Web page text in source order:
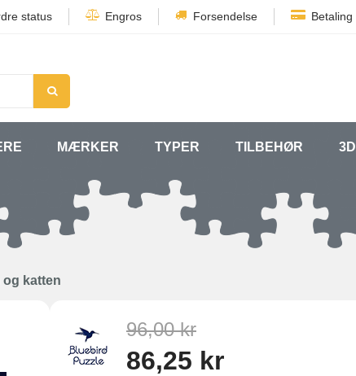
status Engros Forsendelse Betaling
MÆRKER TYPER TILBEHØR 3D
og katten
96,00 kr
86,25 kr